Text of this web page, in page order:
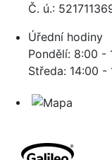
Č. ú.:
Úřední hodiny
Pondělí: 8:00 -
Středa: 14:00 -